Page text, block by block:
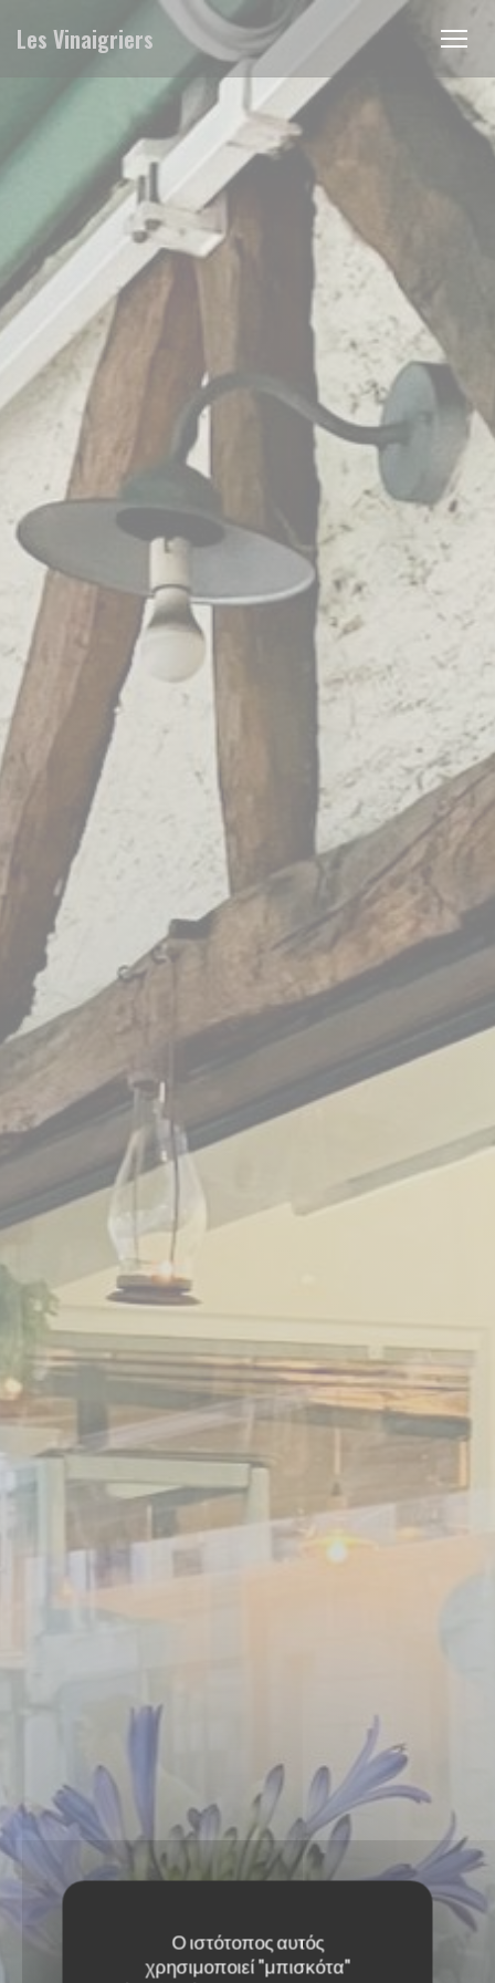
Πίνακας διαχείρισης "Μπισκότων" (Cookies)
Ο ιστότοπος αυτός
χρησιμοποιεί "μπισκότα"
Les Vinaigriers